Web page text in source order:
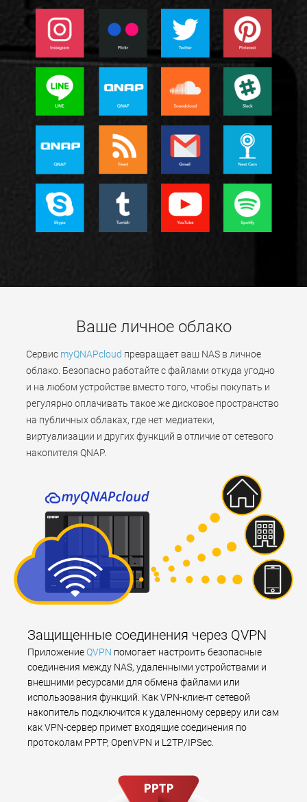
Ваше личное облако
Сервис myQNAPcloud превращает ваш NAS в личное
облако. Безопасно работайте с файлами откуда угодно
и на любом устройстве вместо того, чтобы покупать и
регулярно оплачивать такое же дисковое пространство
на публичных облаках, где нет медиатеки,
виртуализации и других функций в отличие от сетевого
накопителя QNAP.
Защищенные соединения через QVPN
ПриложениеQVPN помогает настроить безопасные
соединения между NAS, удаленными устройствами и
внешними ресурсами для обмена файлами или
использования функций. Как VPN-клиент сетевой
накопитель подключится к удаленному серверу или сам
как VPN-сервер примет входящие соединения по
протоколам PPTP, OpenVPN и L2TP/IPSec.